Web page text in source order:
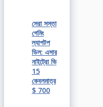
সেরা সস্তা
গেমিং
ল্যাপটপ
ডিল: এসার
নাইট্রো ভি
15
কেবলমাত্র
$ 700